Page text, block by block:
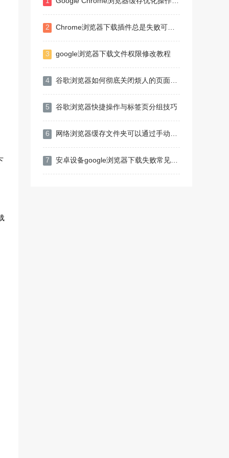
2 Chrome浏览器下载插件总是失败可能为资源请求被拒绝
3 google浏览器下载文件权限修改教程
4 谷歌浏览器如何彻底关闭烦人的页面推送
5 谷歌浏览器快捷操作与标签页分组技巧
6 网络浏览器缓存文件夹可以通过手动清理来释放大量磁盘空间
7 安卓设备google浏览器下载失败常见原因及修复